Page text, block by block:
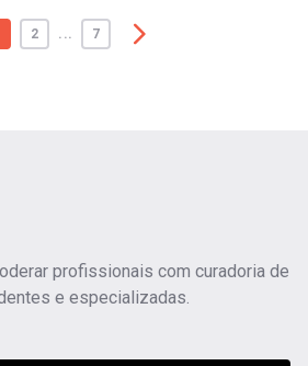
2 ... 7
profissionais com curadoria de
e especializadas.